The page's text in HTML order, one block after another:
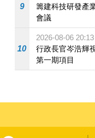
9
籌建科技研發產
會議
10
2026-08-06 20:13
行政長官岑浩輝
第一期項目